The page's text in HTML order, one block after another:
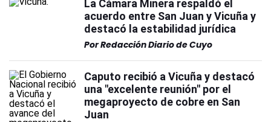
La Cámara Minera respaldó el
acuerdo entre San Juan y Vicuña y
destacó la estabilidad jurídica
PorRedacción Diario de Cuyo
Caputo recibió a Vicuña y destacó
una "excelente reunión" por el
megaproyecto de cobre en San
Juan